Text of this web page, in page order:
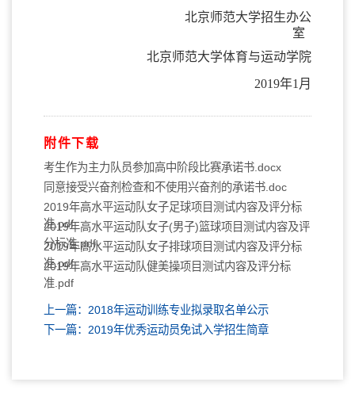
北京师范大学招生办公
室
北京师范大学体育与运动学院
2019年1月
附件下载
考生作为主力队员参加高中阶段比赛承诺书.docx
同意接受兴奋剂检查和不使用兴奋剂的承诺书.doc
2019年高水平运动队女子足球项目测试内容及评分标
准.pdf
2019年高水平运动队女子(男子)篮球项目测试内容及评
分标准.pdf
2019年高水平运动队女子排球项目测试内容及评分标
准.pdf
2019年高水平运动队健美操项目测试内容及评分标
准.pdf
上一篇：2018年运动训练专业拟录取名单公示
下一篇：2019年优秀运动员免试入学招生简章